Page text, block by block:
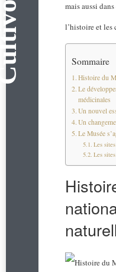
mais aussi
l’histoire et les
Sommaire
Histoire du
Le
médicinales
Un nouvel
Un
Le Musée
Les
Les